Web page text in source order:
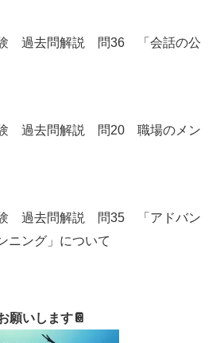
験 過去問解説 問36 「会話の公
験 過去問解説 問20 職場のメン
験 過去問解説 問35 「アドバン
ニング」について
願いします📔